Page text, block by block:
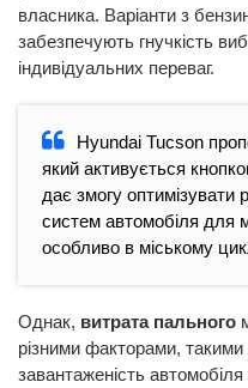
власника. Варіанти з
забезпечують гнучкість
індивідуальних переваг.
Hyundai Tucson
який активується
дає змогу оптимізувати
систем автомобіля для
особливо в міському
Однак, витрата пального
різними факторами,
завантаженість